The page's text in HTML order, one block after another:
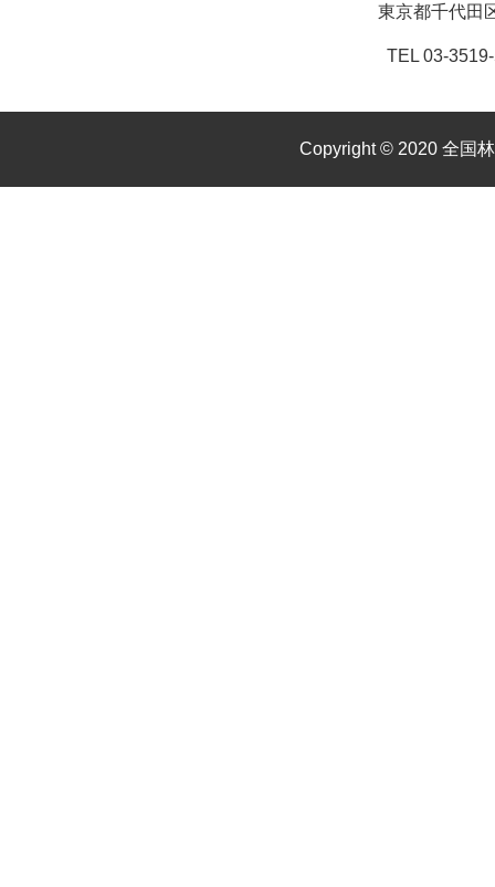
東京都千代田
TEL 03-
Copyright © 2020 全国